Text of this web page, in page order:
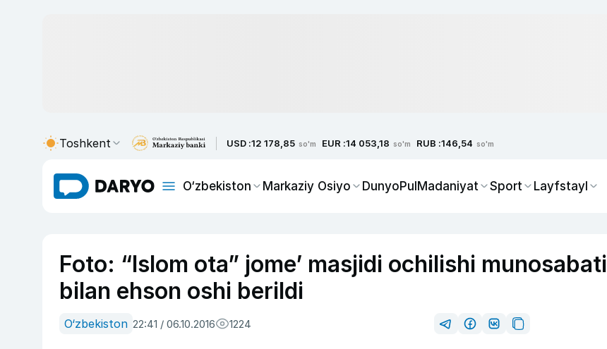
Toshkent USD :12 178,85 so'm EUR :14 053,18 so'm RUB :146,54 so'm
O‘zbekiston Markaziy Osiyo DunyoPulMadaniyat Sport Layfstayl
Foto: “Islom ota” jome’ masjidi ochilishi munosabati
bilan ehson oshi berildi
O‘zbekiston 22:41 / 06.10.2016 1224